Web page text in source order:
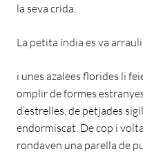
la seva crida.
La petita índia es va
i unes azalees florides li
omplir de formes
d’estrelles, de petjades
endormiscat. De cop i
rondaven una parella de